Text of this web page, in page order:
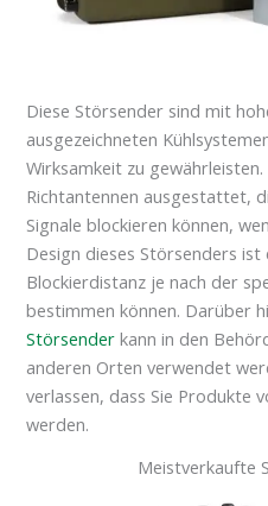
Diese Störsender sind mit
ausgezeichneten
Wirksamkeit zu
Richtantennen ausgestattet,
Signale blockieren können,
Design dieses Störsenders ist
Blockierdistanz je nach der
bestimmen können. Darüber
Störsender kann in den
anderen Orten verwendet
verlassen, dass Sie Produkte
werden.
Meistverkaufte